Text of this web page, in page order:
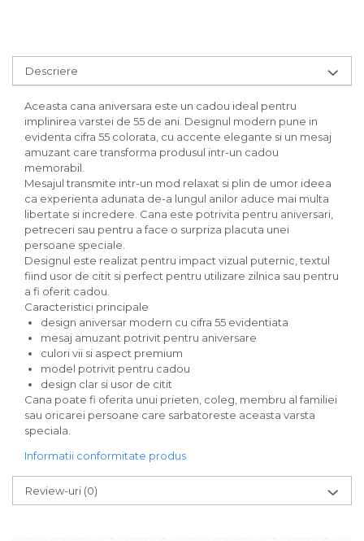
Descriere
Aceasta cana aniversara este un cadou ideal pentru
implinirea varstei de 55 de ani. Designul modern pune in
evidenta cifra 55 colorata, cu accente elegante si un mesaj
amuzant care transforma produsul intr-un cadou
memorabil.
Mesajul transmite intr-un mod relaxat si plin de umor ideea
ca experienta adunata de-a lungul anilor aduce mai multa
libertate si incredere. Cana este potrivita pentru aniversari,
petreceri sau pentru a face o surpriza placuta unei
persoane speciale.
Designul este realizat pentru impact vizual puternic, textul
fiind usor de citit si perfect pentru utilizare zilnica sau pentru
a fi oferit cadou.
Caracteristici principale
design aniversar modern cu cifra 55 evidentiata
mesaj amuzant potrivit pentru aniversare
culori vii si aspect premium
model potrivit pentru cadou
design clar si usor de citit
Cana poate fi oferita unui prieten, coleg, membru al familiei
sau oricarei persoane care sarbatoreste aceasta varsta
speciala.
Informatii conformitate produs
Review-uri (0)